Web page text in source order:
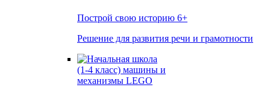
Построй свою историю 6+
Решение для развития речи и грамотности